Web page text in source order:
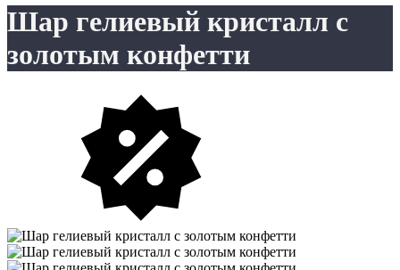
Шар гелиевый кристалл с
золотым конфетти